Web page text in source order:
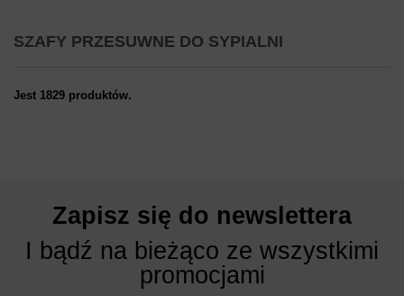
SZAFY PRZESUWNE DO SYPIALNI
Jest 1829 produktów.
Zapisz się do newslettera
I bądź na bieżąco ze wszystkimi
promocjami